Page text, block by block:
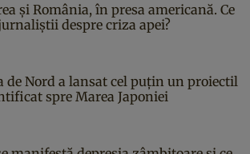
și România, în presa americană. Ce
despre criza apei?
de Nord a lansat cel puțin un proiectil
spre Marea Japoniei